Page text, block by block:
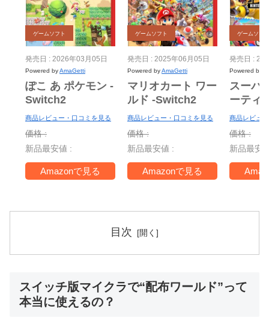
ゲームソフト
発売日 : 2026年03月05日
Powered byAmaGetti
ぽこ あ ポケモン -
Switch2
商品レビュー・口コミを見る
価格 :
新品最安値 :
Amazonで見る
ゲームソフト
発売日 : 2025年06月05日
Powered byAmaGetti
マリオカート ワー
ルド -Switch2
商品レビュー・口コミを見る
価格 :
新品最安値 :
Amazonで見る
ゲームソフト
発売日 :
Powered by
スーパ
ーティ
ー
Switch
＋ ジャ
TV -
商品レビュ
価格 :
新品最安
目次
スイッチ版マイクラで“配布ワールド”って
本当に使えるの？